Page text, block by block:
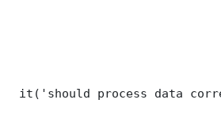
it('should process data